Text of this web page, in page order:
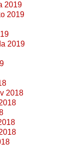
2019
2019
2019
2018